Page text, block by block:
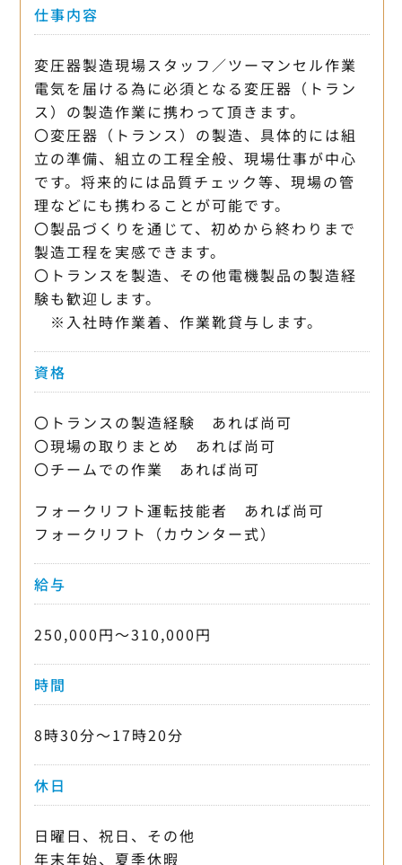
仕事内容
変圧器製造現場スタッフ／ツーマンセル作業
電気を届ける為に必須となる変圧器（トラン
ス）の製造作業に携わって頂きます。
〇変圧器（トランス）の製造、具体的には組
立の準備、組立の工程全般、現場仕事が中心
です。将来的には品質チェック等、現場の管
理などにも携わることが可能です。
〇製品づくりを通じて、初めから終わりまで
製造工程を実感できます。
〇トランスを製造、その他電機製品の製造経
験も歓迎します。
※入社時作業着、作業靴貸与します。
資格
〇トランスの製造経験 あれば尚可
〇現場の取りまとめ あれば尚可
〇チームでの作業 あれば尚可
フォークリフト運転技能者 あれば尚可
フォークリフト（カウンター式）
給与
250,000円〜310,000円
時間
8時30分〜17時20分
休日
日曜日、祝日、その他
年末年始、夏季休暇